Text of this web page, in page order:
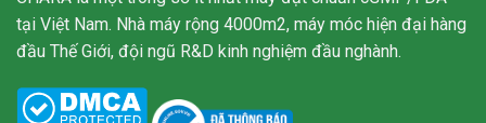
tại Việt Nam. Nhà máy rộng 4000m2, máy móc hiện đại hàng
đầu Thế Giới, đội ngũ R&D kinh nghiệm đầu nghành.